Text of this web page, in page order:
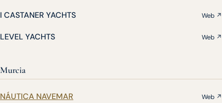
I CASTANER YACHTS Web ↗
LEVEL YACHTS Web ↗
Murcia
NÁUTICA NAVEMAR Web ↗